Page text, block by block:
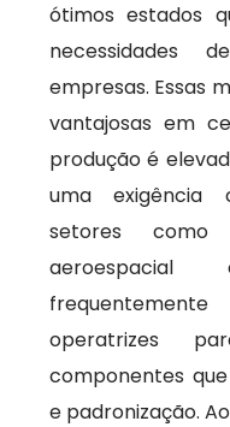
ótimos estados
necessidades
empresas. Essas
vantajosas em
produção é
uma exigência
setores como
operatrizes
componentes
e padronização.